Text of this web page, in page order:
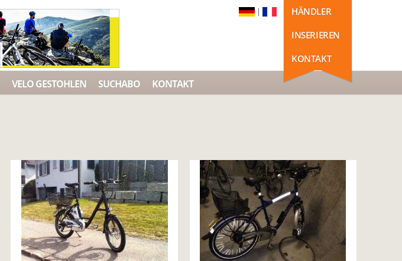
HÄNDLER
INSERIEREN
KONTAKT
|
VELO GESTOHLEN SUCHABO KONTAKT